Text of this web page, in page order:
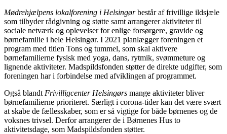
Mødrehjælpens lokalforening i Helsingørbestår af frivillige ildsjæle
som tilbyder rådgivning og støtte samt arrangerer aktiviteter til
sociale netværk og oplevelser for enlige forsørgere, gravide og
børnefamilie i hele Helsingør. I 2021 planlægger foreningen et
program med titlen Tons og tummel, som skal aktivere
børnefamilierne fysisk med yoga, dans, rytmik, svømmeture og
lignende aktiviteter. Madspildsfonden støtter de direkte udgifter, som
foreningen har i forbindelse med afviklingen af programmet.
Også blandt Frivilligcenter Helsingørs mange aktiviteter bliver
børnefamilierne prioriteret. Særligt i corona-tider kan det være svært
at skabe de fællesskaber, som er så vigtige for både børnenes og de
voksnes trivsel. Derfor arrangerer de i Børnenes Hus to
aktivitetsdage, som Madspildsfonden støtter.